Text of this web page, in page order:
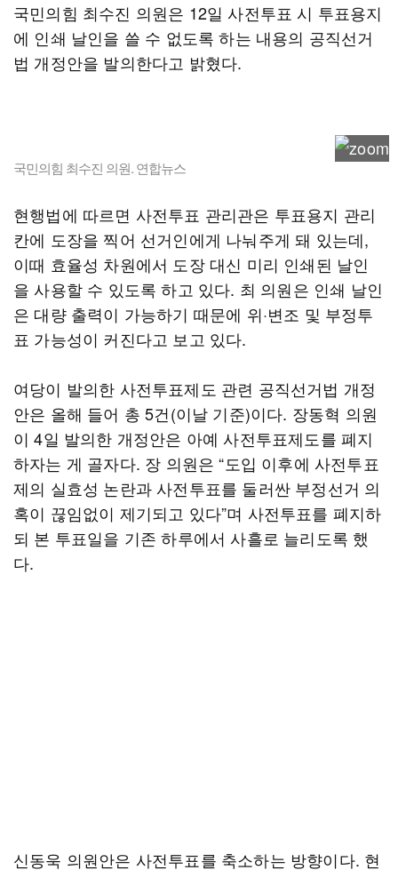
국민의힘 최수진 의원은 12일 사전투표 시 투표용지
에 인쇄 날인을 쓸 수 없도록 하는 내용의 공직선거
법 개정안을 발의한다고 밝혔다.
국민의힘 최수진 의원. 연합뉴스
현행법에 따르면 사전투표 관리관은 투표용지 관리
칸에 도장을 찍어 선거인에게 나눠주게 돼 있는데,
이때 효율성 차원에서 도장 대신 미리 인쇄된 날인
을 사용할 수 있도록 하고 있다. 최 의원은 인쇄 날인
은 대량 출력이 가능하기 때문에 위·변조 및 부정투
표 가능성이 커진다고 보고 있다.
여당이 발의한 사전투표제도 관련 공직선거법 개정
안은 올해 들어 총 5건(이날 기준)이다. 장동혁 의원
이 4일 발의한 개정안은 아예 사전투표제도를 폐지
하자는 게 골자다. 장 의원은 “도입 이후에 사전투표
제의 실효성 논란과 사전투표를 둘러싼 부정선거 의
혹이 끊임없이 제기되고 있다”며 사전투표를 폐지하
되 본 투표일을 기존 하루에서 사흘로 늘리도록 했
다.
신동욱 의원안은 사전투표를 축소하는 방향이다. 현